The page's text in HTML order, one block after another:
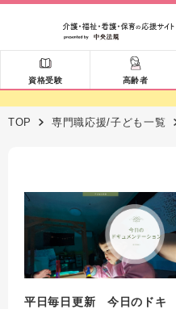
資格受験 高齢者
TOP 専門職応援/子ども一覧
平日毎日更新 今日のドキ